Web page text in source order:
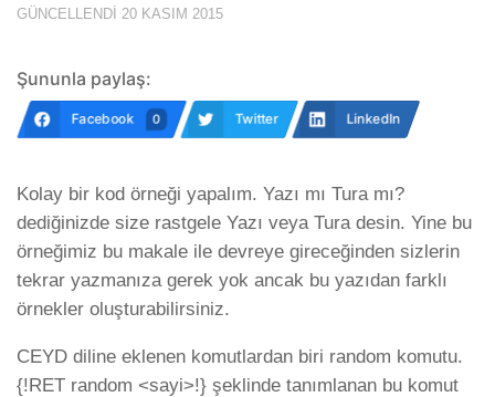
GÜNCELLENDI 20 KASIM 2015
Şununla paylaş:
Facebook 0 Twitter LinkedIn
Kolay bir kod örneği yapalım. Yazı mı Tura mı?
dediğinizde size rastgele Yazı veya Tura desin. Yine bu
örneğimiz bu makale ile devreye gireceğinden sizlerin
tekrar yazmanıza gerek yok ancak bu yazıdan farklı
örnekler oluşturabilirsiniz.
CEYD diline eklenen komutlardan biri random komutu.
{!RET random <sayi>!} şeklinde tanımlanan bu komut